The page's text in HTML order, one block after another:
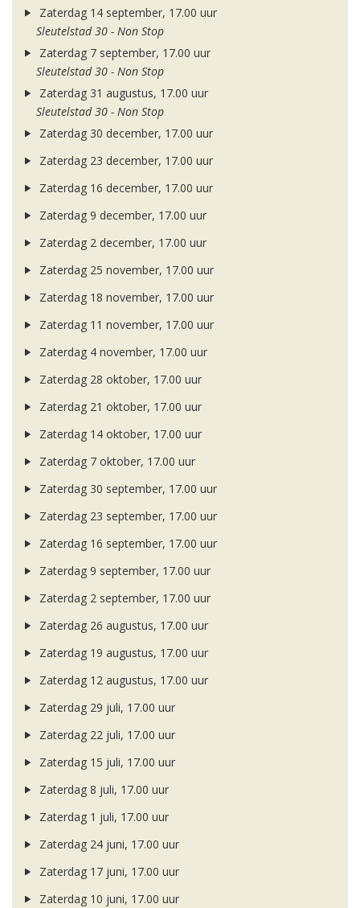
Zaterdag 14 september, 17.00 uur
Sleutelstad 30 - Non Stop
Zaterdag 7 september, 17.00 uur
Sleutelstad 30 - Non Stop
Zaterdag 31 augustus, 17.00 uur
Sleutelstad 30 - Non Stop
Zaterdag 30 december, 17.00 uur
Zaterdag 23 december, 17.00 uur
Zaterdag 16 december, 17.00 uur
Zaterdag 9 december, 17.00 uur
Zaterdag 2 december, 17.00 uur
Zaterdag 25 november, 17.00 uur
Zaterdag 18 november, 17.00 uur
Zaterdag 11 november, 17.00 uur
Zaterdag 4 november, 17.00 uur
Zaterdag 28 oktober, 17.00 uur
Zaterdag 21 oktober, 17.00 uur
Zaterdag 14 oktober, 17.00 uur
Zaterdag 7 oktober, 17.00 uur
Zaterdag 30 september, 17.00 uur
Zaterdag 23 september, 17.00 uur
Zaterdag 16 september, 17.00 uur
Zaterdag 9 september, 17.00 uur
Zaterdag 2 september, 17.00 uur
Zaterdag 26 augustus, 17.00 uur
Zaterdag 19 augustus, 17.00 uur
Zaterdag 12 augustus, 17.00 uur
Zaterdag 29 juli, 17.00 uur
Zaterdag 22 juli, 17.00 uur
Zaterdag 15 juli, 17.00 uur
Zaterdag 8 juli, 17.00 uur
Zaterdag 1 juli, 17.00 uur
Zaterdag 24 juni, 17.00 uur
Zaterdag 17 juni, 17.00 uur
Zaterdag 10 juni, 17.00 uur